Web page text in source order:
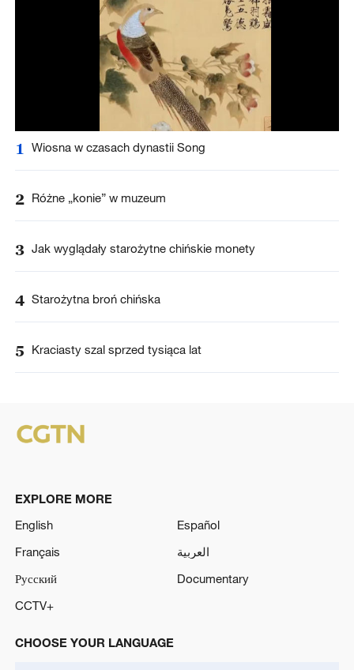
1 Wiosna w czasach dynastii Song
2 Różne „konie” w muzeum
3 Jak wyglądały starożytne chińskie monety
4 Starożytna broń chińska
5 Kraciasty szal sprzed tysiąca lat
EXPLORE MORE
English
Español
Français
العربية
Русский
Documentary
CCTV+
CHOOSE YOUR LANGUAGE